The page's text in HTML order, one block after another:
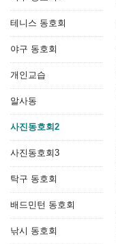
테니스 동호회
야구 동호회
개인교습
알사동
사진동호회2
사진동호회3
탁구 동호회
배드민턴 동호회
낚시 동호회